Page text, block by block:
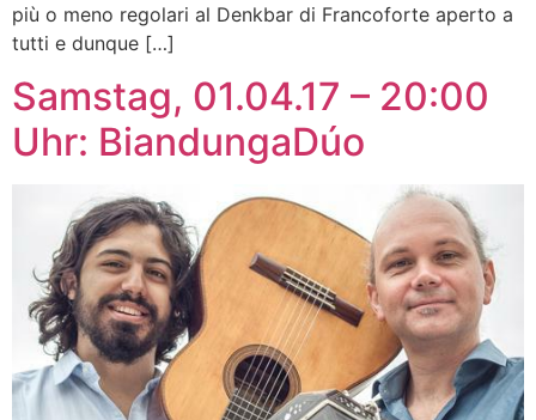
più o meno regolari al Denkbar di Francoforte aperto a
tutti e dunque […]
Samstag, 01.04.17 – 20:00
Uhr: BiandungaDúo